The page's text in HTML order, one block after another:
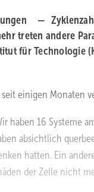
—
treten andere
für Technologie
einigen Monaten
haben 16 Systeme
absichtlich
hatten. Ein
der Zelle nicht